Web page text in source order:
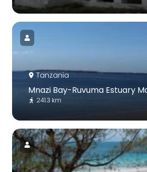
Tanzania
Mnazi Bay-Ruvuma Estuary
241.3 km